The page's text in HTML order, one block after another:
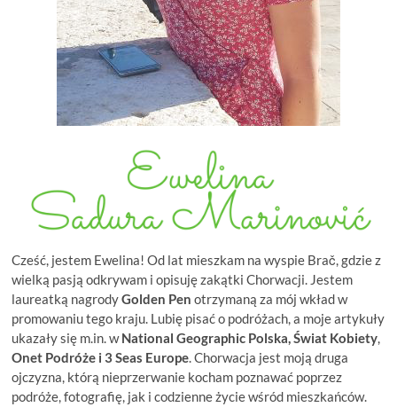
Cześć, jestem Ewelina! Od lat mieszkam na wyspie Brač, gdzie z
wielką pasją odkrywam i opisuję zakątki Chorwacji. Jestem
laureatką nagrodyGolden Penotrzymaną za mój wkład w
promowaniu tego kraju. Lubię pisać o podróżach, a moje artykuły
ukazały się m.in. wNational Geographic Polska, Świat Kobiety,
Onet Podróże i 3 Seas Europe. Chorwacja jest moją druga
ojczyzna, którą nieprzerwanie kocham poznawać poprzez
podróże, fotografię, jak i codzienne życie wśród mieszkańców.